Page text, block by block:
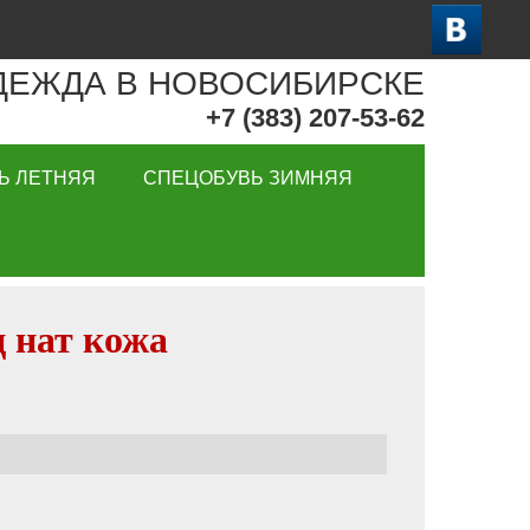
В НОВОСИБИРСКЕ
+7 (383) 207-53-62
ЛЕТНЯЯ СПЕЦОБУВЬ ЗИМНЯЯ
нат кожа